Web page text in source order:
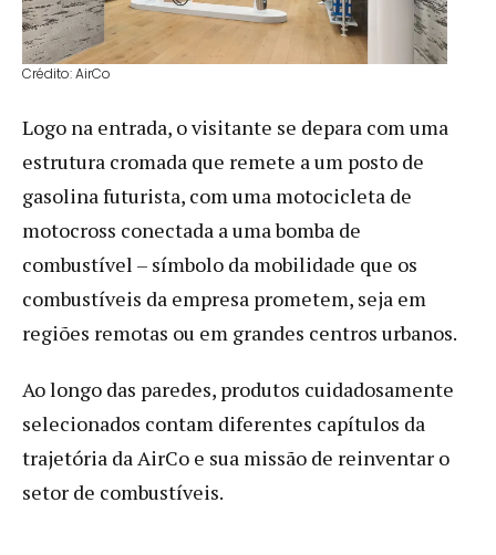
Crédito: AirCo
Logo na entrada, o visitante se depara com uma
estrutura cromada que remete a um posto de
gasolina futurista, com uma motocicleta de
motocross conectada a uma bomba de
combustível – símbolo da mobilidade que os
combustíveis da empresa prometem, seja em
regiões remotas ou em grandes centros urbanos.
Ao longo das paredes, produtos cuidadosamente
selecionados contam diferentes capítulos da
trajetória da AirCo e sua missão de reinventar o
setor de combustíveis.